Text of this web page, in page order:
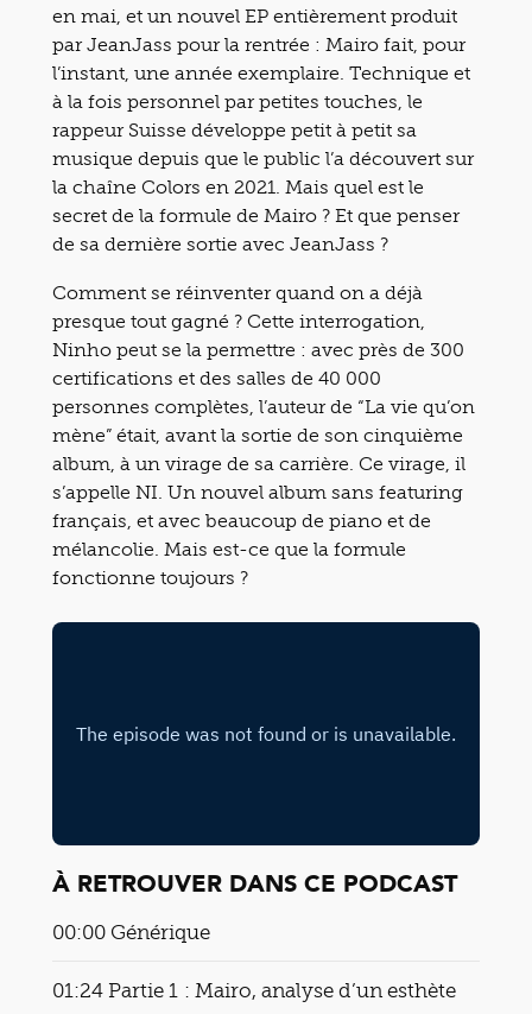
en mai, et un nouvel EP entièrement produit
par JeanJass pour la rentrée : Mairo fait, pour
l’instant, une année exemplaire. Technique et
à la fois personnel par petites touches, le
rappeur Suisse développe petit à petit sa
musique depuis que le public l’a découvert sur
la chaîne Colors en 2021. Mais quel est le
secret de la formule de Mairo ? Et que penser
de sa dernière sortie avec JeanJass ?
Comment se réinventer quand on a déjà
presque tout gagné ? Cette interrogation,
Ninho peut se la permettre : avec près de 300
certifications et des salles de 40 000
personnes complètes, l’auteur de “La vie qu’on
mène” était, avant la sortie de son cinquième
album, à un virage de sa carrière. Ce virage, il
s’appelle NI. Un nouvel album sans featuring
français, et avec beaucoup de piano et de
mélancolie. Mais est-ce que la formule
fonctionne toujours ?
À RETROUVER DANS CE PODCAST
00:00 Générique
01:24 Partie 1 : Mairo, analyse d’un esthète